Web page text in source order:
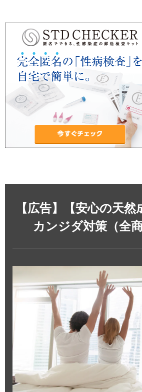
【広告】【安心の天
カンジダ対策（全商